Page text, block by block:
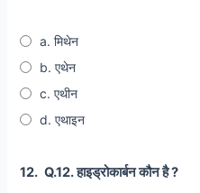
a. मिथेन
b. एथेन
c. एथीन
d. एथाइन
12. Q.12. हाइड्रोकार्बन कौन है ?